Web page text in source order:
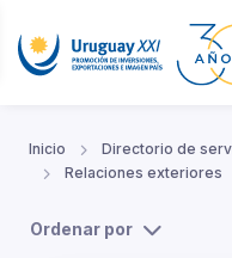
Inicio
Directorio de
Relaciones exteriores
Ordenar por